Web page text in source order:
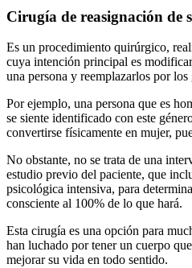
Cirugía de reasignación de
Es un procedimiento quirúrgico,
cuya intención principal es
una persona y reemplazarlos por los
Por ejemplo, una persona que es
se siente identificado con este
convertirse físicamente en mujer,
No obstante, no se trata de una
estudio previo del paciente, que
psicológica intensiva, para
consciente al 100% de lo que hará.
Esta cirugía es una opción para
han luchado por tener un cuerpo
mejorar su vida en todo sentido.